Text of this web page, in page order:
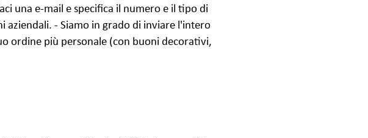
una e-mail e specifica il numero e il tipo di
- Siamo in grado di inviare l'intero
ordine più personale (con buoni decorativi,